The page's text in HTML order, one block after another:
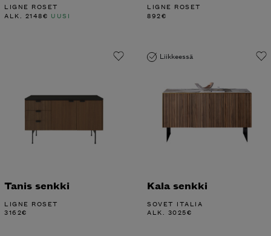
LIGNE ROSET
ALK. 2148€ UUSI
LIGNE ROSET
892€
Tanis senkki
LIGNE ROSET
3162€
Liikkeessä
Kala senkki
SOVET ITALIA
ALK. 3025€